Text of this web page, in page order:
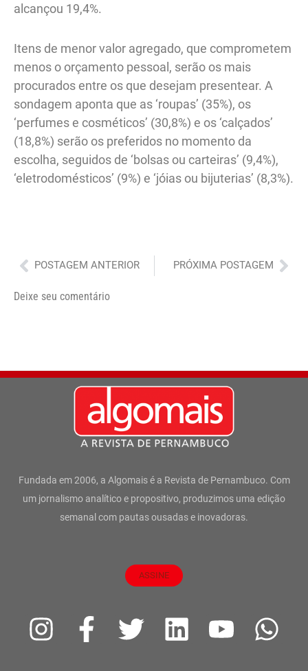
alcançou 19,4%.
Itens de menor valor agregado, que comprometem
menos o orçamento pessoal, serão os mais
procurados entre os que desejam presentear. A
sondagem aponta que as ‘roupas’ (35%), os
‘perfumes e cosméticos’ (30,8%) e os ‘calçados’
(18,8%) serão os preferidos no momento da
escolha, seguidos de ‘bolsas ou carteiras’ (9,4%),
‘eletrodomésticos’ (9%) e ‘jóias ou bijuterias’ (8,3%).
Anterior
POSTAGEM ANTERIOR PRÓXIMA POSTAGEM
Deixe seu comentário
Fundada em 2006, a Algomais é a Revista de Pernambuco. Com
um jornalismo analítico e propositivo, produzimos uma edição
semanal com pautas ousadas e inovadoras.
ASSINE
I
F
a
T
L
Y
W